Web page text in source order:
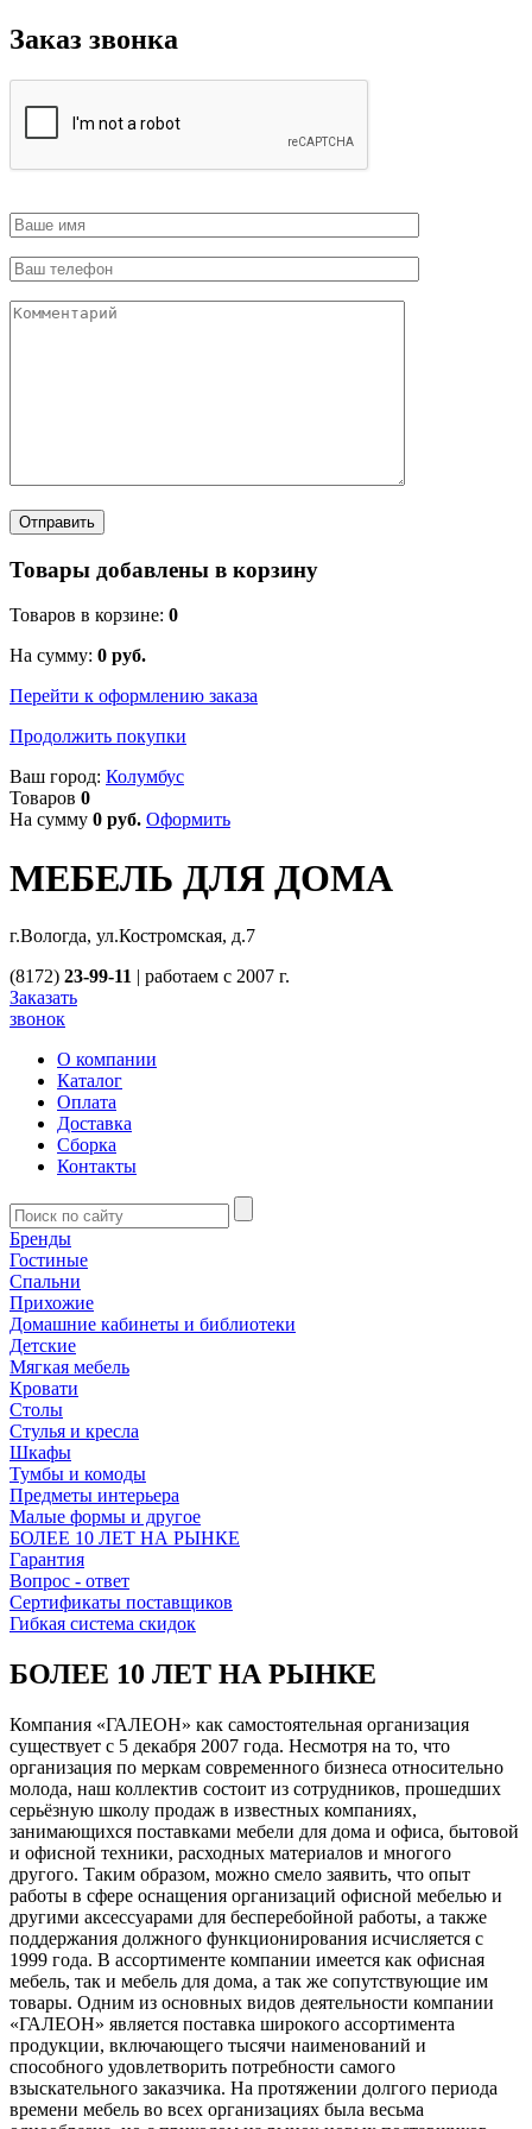
Заказ звонка
Товары добавлены в корзину
Товаров в корзине: 0
На сумму: 0 руб.
Перейти к оформлению заказа
Продолжить покупки
Ваш город: Колумбус
Товаров 0
На сумму 0 руб. Оформить
МЕБЕЛЬ ДЛЯ ДОМА
г.Вологда, ул.Костромская, д.7
(8172) 23-99-11 | работаем с 2007 г.
Заказать
звонок
О компании
Каталог
Оплата
Доставка
Сборка
Контакты
Бренды
Гостиные
Спальни
Прихожие
Домашние кабинеты и библиотеки
Детские
Мягкая мебель
Кровати
Столы
Стулья и кресла
Шкафы
Тумбы и комоды
Предметы интерьера
Малые формы и другое
БОЛЕЕ 10 ЛЕТ НА РЫНКЕ
Гарантия
Вопрос - ответ
Сертификаты поставщиков
Гибкая система скидок
БОЛЕЕ 10 ЛЕТ НА РЫНКЕ
Компания «ГАЛЕОН» как самостоятельная организация
существует с 5 декабря 2007 года. Несмотря на то, что
организация по меркам современного бизнеса относительно
молода, наш коллектив состоит из сотрудников, прошедших
серьёзную школу продаж в известных компаниях,
занимающихся поставками мебели для дома и офиса, бытовой
и офисной техники, расходных материалов и многого
другого. Таким образом, можно смело заявить, что опыт
работы в сфере оснащения организаций офисной мебелью и
другими аксессуарами для бесперебойной работы, а также
поддержания должного функционирования исчисляется с
1999 года. В ассортименте компании имеется как офисная
мебель, так и мебель для дома, а так же сопутствующие им
товары. Одним из основных видов деятельности компании
«ГАЛЕОН» является поставка широкого ассортимента
продукции, включающего тысячи наименований и
способного удовлетворить потребности самого
взыскательного заказчика. На протяжении долгого периода
времени мебель во всех организациях была весьма